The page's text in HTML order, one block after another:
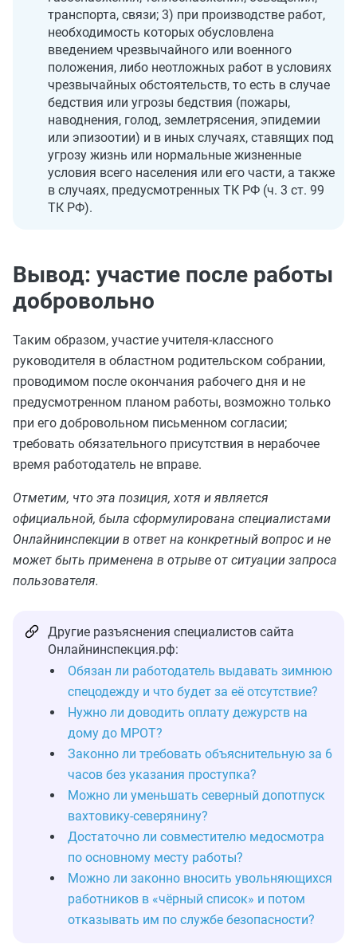
транспорта, связи; 3) при производстве работ,
необходимость которых обусловлена
введением чрезвычайного или военного
положения, либо неотложных работ в условиях
чрезвычайных обстоятельств, то есть в случае
бедствия или угрозы бедствия (пожары,
наводнения, голод, землетрясения, эпидемии
или эпизоотии) и в иных случаях, ставящих под
угрозу жизнь или нормальные жизненные
условия всего населения или его части, а также
в случаях, предусмотренных ТК РФ (ч. 3 ст. 99
ТК РФ).
Вывод: участие после работы
добровольно
Таким образом, участие учителя‑классного
руководителя в областном родительском собрании,
проводимом после окончания рабочего дня и не
предусмотренном планом работы, возможно только
при его добровольном письменном согласии;
требовать обязательного присутствия в нерабочее
время работодатель не вправе.
Отметим, что эта позиция, хотя и является
официальной, была сформулирована специалистами
Онлайнинспекции в ответ на конкретный вопрос и не
может быть применена в отрыве от ситуации запроса
пользователя.
Другие разъяснения специалистов сайта
Онлайнинспекция.рф:
Обязан ли работодатель выдавать зимнюю
спецодежду и что будет за её отсутствие?
Нужно ли доводить оплату дежурств на
дому до МРОТ?
Законно ли требовать объяснительную за 6
часов без указания проступка?
Можно ли уменьшать северный допотпуск
вахтовику-северянину?
Достаточно ли совместителю медосмотра
по основному месту работы?
Можно ли законно вносить увольняющихся
работников в «чёрный список» и потом
отказывать им по службе безопасности?